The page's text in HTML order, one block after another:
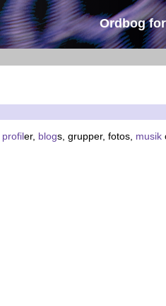
Ordbog
profiler, blogs, grupper, fotos, musik